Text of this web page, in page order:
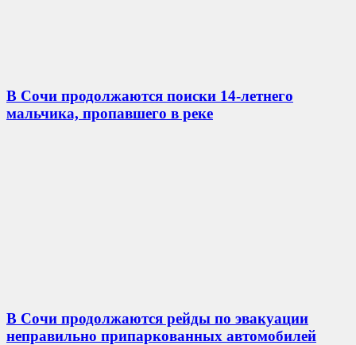
В Сочи продолжаются поиски 14-летнего
мальчика, пропавшего в реке
В Сочи продолжаются рейды по эвакуации
неправильно припаркованных автомобилей